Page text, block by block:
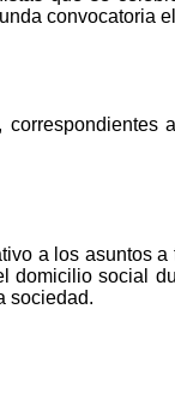
convocatoria
a los asuntos a
domicilio social
sociedad.